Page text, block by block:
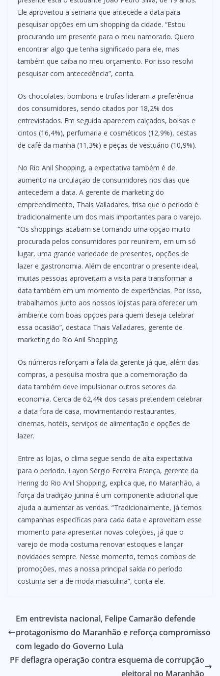
Ele aproveitou a semana que antecede a data para
pesquisar opções em um shopping da cidade. “Estou
procurando um presente para o meu namorado. Quero
encontrar algo que tenha significado para ele, mas
também que caiba no meu orçamento. Por isso resolvi
pesquisar com antecedência”, conta.
Os chocolates, bombons e trufas lideram a preferência
dos consumidores, sendo citados por 18,2% dos
entrevistados. Em seguida aparecem calçados, bolsas e
cintos (16,4%), perfumaria e cosméticos (12,9%), cestas
de café da manhã (11,3%) e peças de vestuário (10,9%).
No Rio Anil Shopping, a expectativa também é de
aumento na circulação de consumidores nos dias que
antecedem a data. A gerente de marketing do
empreendimento, Thais Valladares, frisa que o período é
tradicionalmente um dos mais importantes para o varejo.
“Os shoppings acabam se tornando uma opção muito
procurada pelos consumidores por reunirem, em um só
lugar, uma grande variedade de presentes, opções de
lazer e gastronomia. Além de encontrar o presente ideal,
muitas pessoas aproveitam a visita para transformar a
data também em um momento de experiências. Por isso,
trabalhamos junto aos nossos lojistas para oferecer um
ambiente com boas opções para quem deseja celebrar
essa ocasião”, destaca Thais Valladares, gerente de
marketing do Rio Anil Shopping.
Os números reforçam a fala da gerente já que, além das
compras, a pesquisa mostra que a comemoração da
data também deve impulsionar outros setores da
economia. Cerca de 62,4% dos casais pretendem celebrar
a data fora de casa, movimentando restaurantes,
cinemas, hotéis, serviços de alimentação e opções de
lazer.
Entre as lojas, o clima segue sendo de alta expectativa
para o período. Layon Sérgio Ferreira França, gerente da
Hering do Rio Anil Shopping, explica que, no Maranhão, a
força da tradição junina é um componente adicional que
ajuda a aumentar as vendas. “Tradicionalmente, já temos
campanhas específicas para cada data e aproveitam esse
momento para apresentar novas coleções, já que o
varejo de moda costuma renovar estoques e lançar
novidades sempre. Nesse momento, temos combos de
promoções, mas a nossa principal saída no período
costuma ser a de moda masculina”, conta ele.
Em entrevista nacional, Felipe Camarão defende
protagonismo do Maranhão e reforça compromisso
com legado do Governo Lula
PF deflagra operação contra esquema de corrupção
eleitoral no Maranhão